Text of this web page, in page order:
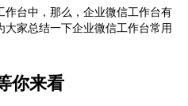
台中，那么，企业微信工作台有
家总结一下企业微信工作台常用
你来看